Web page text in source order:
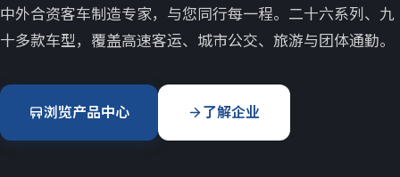
中外合资客车制造专家，与您同行每一程。二十六系列、九
十多款车型，覆盖高速客运、城市公交、旅游与团体通勤。
浏览产品中心 了解企业